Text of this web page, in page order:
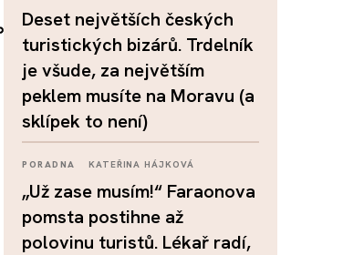
Deset největších českých
turistických bizárů. Trdelník
je všude, za největším
peklem musíte na Moravu (a
sklípek to není)
PORADNA KATEŘINA HÁJKOVÁ
„Už zase musím!“ Faraonova
pomsta postihne až
polovinu turistů. Lékař radí,